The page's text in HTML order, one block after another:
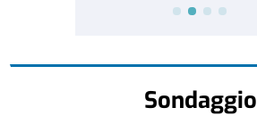
Sondaggio